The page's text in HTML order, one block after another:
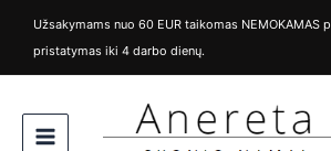
turinio
Užsakymams nuo 60 EUR taikomas NEMOKAMAS
pristatymas iki 4 darbo dienų.
Menu